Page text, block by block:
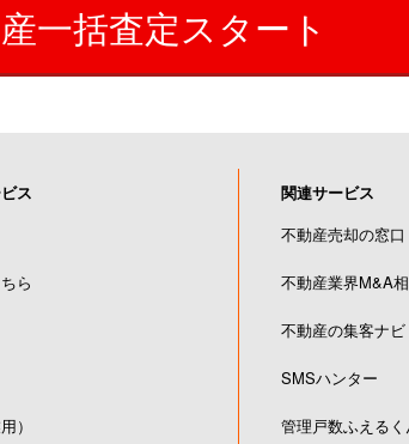
一括査定スタート
ス
ら
）
関連サービス
不動産売却の窓口
不動産業界M&A
不動産の集客ナビ
SMSハンター
管理戸数ふえるく